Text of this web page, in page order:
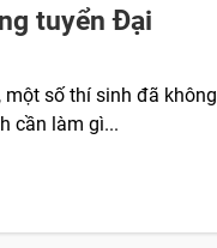
tuyển Đại
một số thí sinh đã không
cần làm gì...